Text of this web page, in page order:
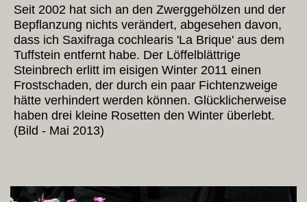
Seit 2002 hat sich an den Zwerggehölzen und der
Bepflanzung nichts verändert, abgesehen davon,
dass ich Saxifraga cochlearis 'La Brique' aus dem
Tuffstein entfernt habe. Der Löffelblättrige
Steinbrech erlitt im eisigen Winter 2011 einen
Frostschaden, der durch ein paar Fichtenzweige
hätte verhindert werden können. Glücklicherweise
haben drei kleine Rosetten den Winter überlebt.
(Bild - Mai 2013)